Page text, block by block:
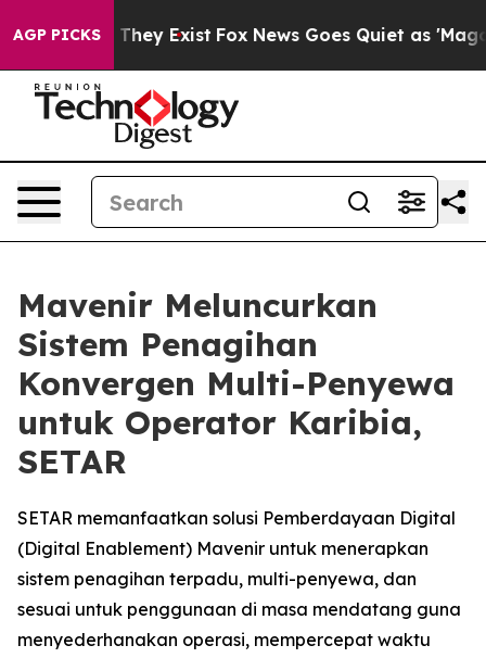
AGP PICKS
Proof They Exist Fox News Goes Quiet as 'Maga
Mavenir Meluncurkan
Sistem Penagihan
Konvergen Multi-Penyewa
untuk Operator Karibia,
SETAR
SETAR memanfaatkan solusi Pemberdayaan Digital
(Digital Enablement) Mavenir untuk menerapkan
sistem penagihan terpadu, multi-penyewa, dan
sesuai untuk penggunaan di masa mendatang guna
menyederhanakan operasi, mempercepat waktu